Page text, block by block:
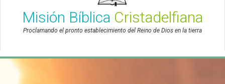
Misión Bíblica Cristadelfiana
Proclamando el pronto establecimiento del Reino de Dios en la tierra